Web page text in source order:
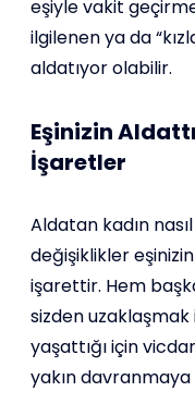
eşiyle vakit
ilgilenen ya da
aldatıyor olabilir.
Eşinizin
İşaretler
Aldatan kadın
değişiklikler
işarettir. Hem
sizden
yaşattığı için
yakın